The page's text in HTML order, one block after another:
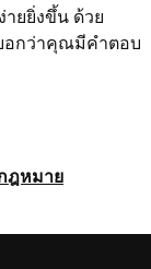
ยยิ่งขึ้น ด้วย
อกว่าคุณมีคำตอบ
ฎหมาย